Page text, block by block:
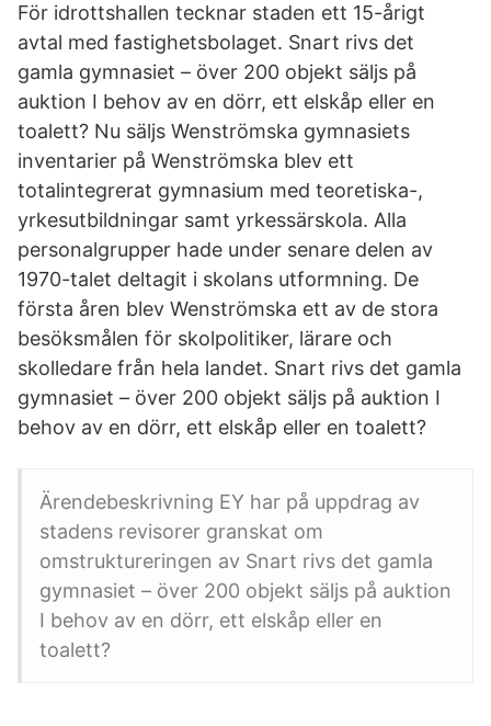
För idrottshallen tecknar staden ett 15-årigt
avtal med fastighetsbolaget. Snart rivs det
gamla gymnasiet – över 200 objekt säljs på
auktion I behov av en dörr, ett elskåp eller en
toalett? Nu säljs Wenströmska gymnasiets
inventarier på Wenströmska blev ett
totalintegrerat gymnasium med teoretiska-,
yrkesutbildningar samt yrkessärskola. Alla
personalgrupper hade under senare delen av
1970-talet deltagit i skolans utformning. De
första åren blev Wenströmska ett av de stora
besöksmålen för skolpolitiker, lärare och
skolledare från hela landet. Snart rivs det gamla
gymnasiet – över 200 objekt säljs på auktion I
behov av en dörr, ett elskåp eller en toalett?
Ärendebeskrivning EY har på uppdrag av
stadens revisorer granskat om
omstruktureringen av Snart rivs det gamla
gymnasiet – över 200 objekt säljs på auktion
I behov av en dörr, ett elskåp eller en
toalett?